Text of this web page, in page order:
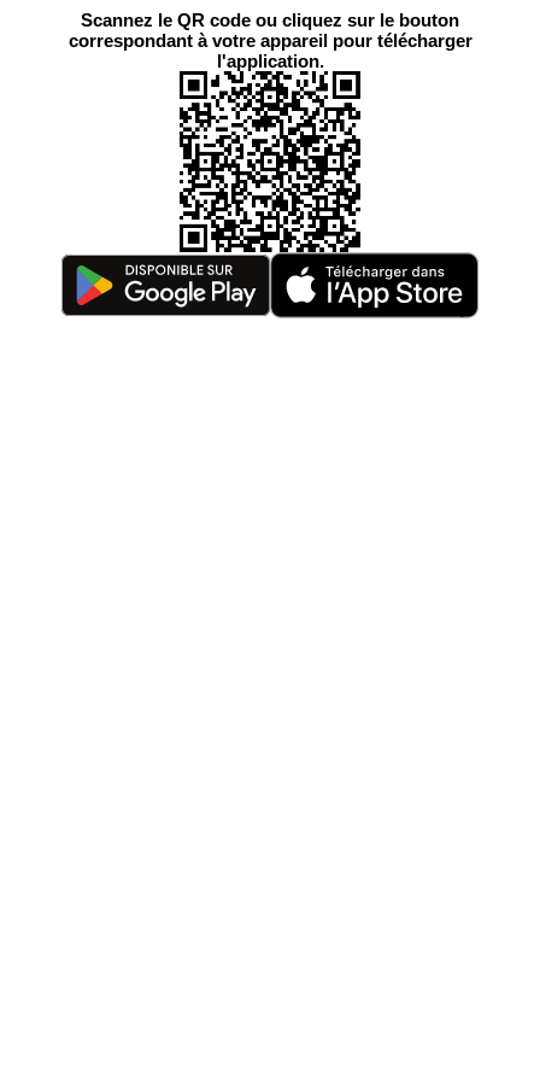
Scannez le QR code ou cliquez sur le bouton
correspondant à votre appareil pour télécharger
l'application.